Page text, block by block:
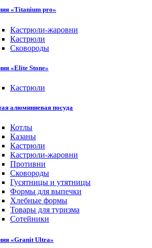
«Titanium pro»
Кастрюли-жаровни
Кастрюли
Сковороды
«Elite Stone»
Кастрюли
алюминиевая посуда
Котлы
Казаны
Кастрюли
Кастрюли-жаровни
Противни
Сковороды
Гусятницы и утятницы
Формы для выпечки
Хлебные формы
Товары для туризма
Сотейники
«Granit Ultra»